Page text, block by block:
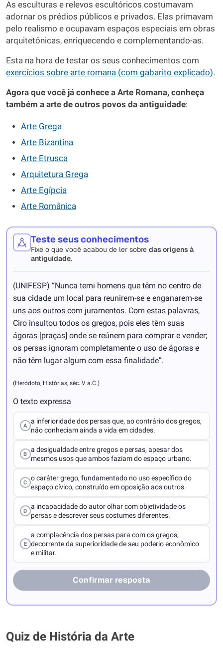
As esculturas e relevos escultóricos costumavam
adornar os prédios públicos e privados. Elas primavam
pelo realismo e ocupavam espaços especiais em obras
arquitetônicas, enriquecendo e complementando-as.
Esta na hora de testar os seus conhecimentos com
exercícios sobre arte romana (com gabarito explicado).
Agora que você já conhece a Arte Romana, conheça
também a arte de outros povos da antiguidade:
Arte Grega
Arte Bizantina
Arte Etrusca
Arquitetura Grega
Arte Egípcia
Arte Românica
Teste seus conhecimentos
Fixe o que você acabou de ler sobre das origens à
antiguidade.
(UNIFESP) “Nunca temi homens que têm no centro de
sua cidade um local para reunirem-se e enganarem-se
uns aos outros com juramentos. Com estas palavras,
Ciro insultou todos os gregos, pois eles têm suas
ágoras [praças] onde se reúnem para comprar e vender;
os persas ignoram completamente o uso de ágoras e
não têm lugar algum com essa finalidade”.
(Heródoto, Histórias, séc. V a.C.)
O texto expressa
A
a inferioridade dos persas que, ao contrário dos gregos,
não conheciam ainda a vida em cidades.
B
a desigualdade entre gregos e persas, apesar dos
mesmos usos que ambos faziam do espaço urbano.
C
o caráter grego, fundamentado no uso específico do
espaço cívico, construído em oposição aos outros.
D
a incapacidade do autor olhar com objetividade os
persas e descrever seus costumes diferentes.
E
a complacência dos persas para com os gregos,
decorrente da superioridade de seu poderio econômico
e militar.
Confirmar resposta
Quiz de História da Arte